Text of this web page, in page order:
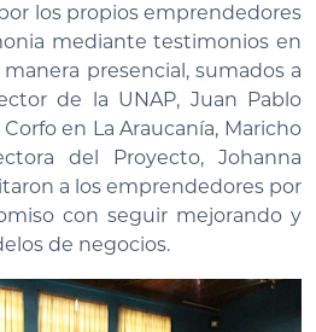
los propios emprendedores
mediante testimonios en
presencial, sumados a
de la UNAP, Juan Pablo
en La Araucanía, Maricho
del Proyecto, Johanna
a los emprendedores por
con seguir mejorando y
de negocios.